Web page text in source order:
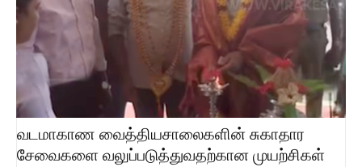
வடமாகாண வைத்தியசாலைகளின் சுகாதார
சேவைகளை வலுப்படுத்துவதற்கான முயற்சிகள்